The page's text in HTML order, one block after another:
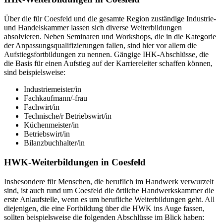
Über die für Coesfeld und die gesamte Region zuständige Industrie-
und Handelskammer lassen sich diverse Weiterbildungen
absolvieren. Neben Seminaren und Workshops, die in die Kategorie
der Anpassungsqualifizierungen fallen, sind hier vor allem die
Aufstiegsfortbildungen zu nennen. Gängige IHK-Abschlüsse, die
die Basis für einen Aufstieg auf der Karriereleiter schaffen können,
sind beispielsweise:
Industriemeister/in
Fachkaufmann/-frau
Fachwirt/in
Technische/r Betriebswirt/in
Küchenmeister/in
Betriebswirt/in
Bilanzbuchhalter/in
HWK-Weiterbildungen in Coesfeld
Insbesondere für Menschen, die beruflich im Handwerk verwurzelt
sind, ist auch rund um Coesfeld die örtliche Handwerkskammer die
erste Anlaufstelle, wenn es um berufliche Weiterbildungen geht. All
diejenigen, die eine Fortbildung über die HWK ins Auge fassen,
sollten beispielsweise die folgenden Abschlüsse im Blick haben: